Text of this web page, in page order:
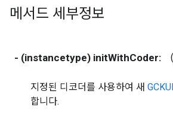
메서드 세부정보
- (instancetype) initWithCoder:
지정된 디코더를 사용하여 새
합니다.